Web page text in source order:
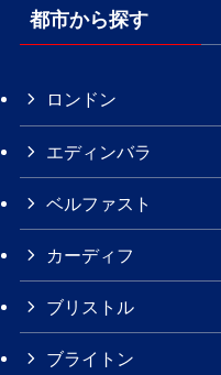
都市から探す
ロンドン
エディンバラ
ベルファスト
カーディフ
ブリストル
ブライトン